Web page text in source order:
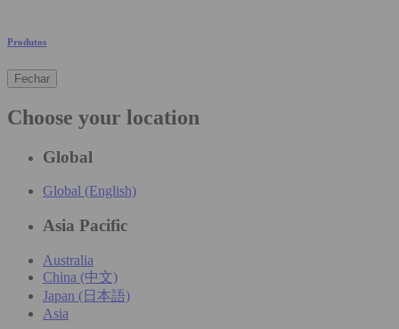
Produtos
Fechar
Choose your location
Global
Global (English)
Asia Pacific
Australia
China (中文)
Japan (日本語)
Asia